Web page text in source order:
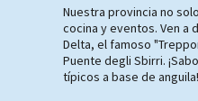
Nuestra provincia no
cocina y eventos. Ven a
Delta, el famoso
Puente degli Sbirri.
típicos a base de anguila!